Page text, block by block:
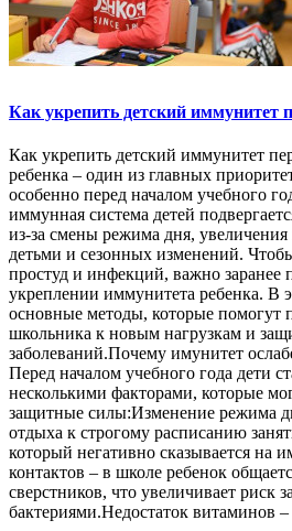
Как укрепить детский иммунитет
Как укрепить детский иммунитет
ребенка – один из главных
особенно перед началом учебного
иммунная система детей
из-за смены режима дня, увеличения
детьми и сезонных изменений.
простуд и инфекций, важно заранее
укреплении иммунитета ребенка. В
основные методы, которые помогут
школьника к новым нагрузкам и
заболеваний.Почему имунитет
Перед началом учебного года дети
несколькими факторами, которые
защитные силы:Изменение режима
отдыха к строгому расписанию
который негативно сказывается на
контактов – в школе ребенок
сверстников, что увеличивает риск
бактериями.Недостаток витаминов –